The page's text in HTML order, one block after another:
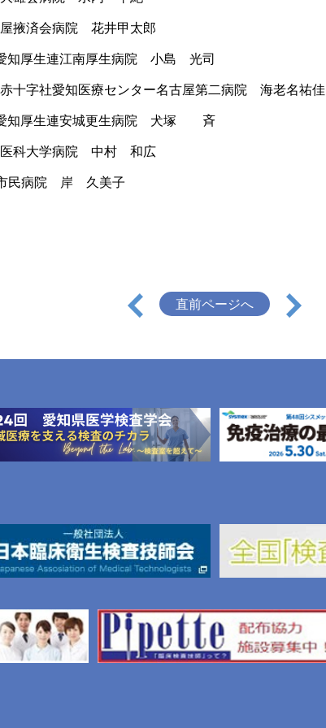
掖済会病院 花井甲太郎
知厚生連江南厚生病院 小島 光司
愛知医療センター名古屋第二病院 海老名祐佳
知厚生連安城更生病院 犬塚 斉
大学病院 中村 和広
病院 岸 久美子
直前ページへ